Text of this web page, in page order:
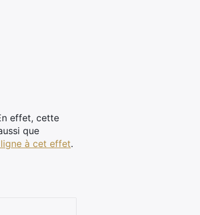
effet, cette
que
à cet effet.